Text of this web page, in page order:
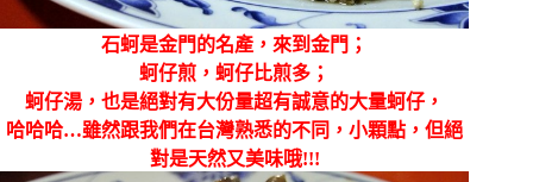
石蚵是金門的名產，來到金門；
蚵仔煎，蚵仔比煎多；
蚵仔湯，也是絕對有大份量超有誠意的大量蚵仔，
哈哈哈…雖然跟我們在台灣熟悉的不同，小顆點，但絕
對是天然又美味哦!!!